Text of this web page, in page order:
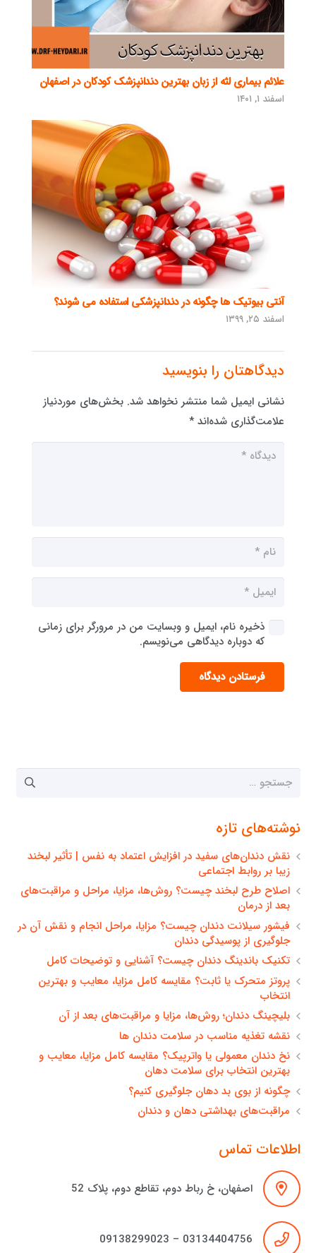
علائم بیماری لثه از زبان بهترین دندانپزشک کودکان در اصفهان
اسفند ۱, ۱۴۰۱
آنتی بیوتیک ها چگونه در دندانپزشکی استفاده می شوند؟
اسفند ۲۵, ۱۳۹۹
دیدگاهتان را بنویسید
نشانی ایمیل شما منتشر نخواهد شد. بخش‌های موردنیاز
علامت‌گذاری شده‌اند *
ذخیره نام، ایمیل و وبسایت من در مرورگر برای زمانی
که دوباره دیدگاهی می‌نویسم.
فرستادن دیدگاه
جستجو
نوشته‌های تازه
نقش دندان‌های سفید در افزایش اعتماد به نفس | تأثیر لبخند
زیبا بر روابط اجتماعی
اصلاح طرح لبخند چیست؟ روش‌ها، مزایا، مراحل و مراقبت‌های
بعد از درمان
فیشور سیلانت دندان چیست؟ مزایا، مراحل انجام و نقش آن در
جلوگیری از پوسیدگی دندان
تکنیک باندینگ دندان چیست؟ آشنایی و توضیحات کامل
پروتز متحرک یا ثابت؟ مقایسه کامل مزایا، معایب و بهترین
انتخاب
بلیچینگ دندان؛ روش‌ها، مزایا و مراقبت‌های بعد از آن
نقشه تغذیه مناسب در سلامت دندان ها
نخ دندان معمولی یا واترپیک؟ مقایسه کامل مزایا، معایب و
بهترین انتخاب برای سلامت دهان
چگونه از بوی بد دهان جلوگیری کنیم؟
مراقبت‌های بهداشتی دهان و دندان
اطلاعات تماس
اصفهان، خ رباط دوم، تقاطع دوم، پلاک 52
03134404756 – 09138299023